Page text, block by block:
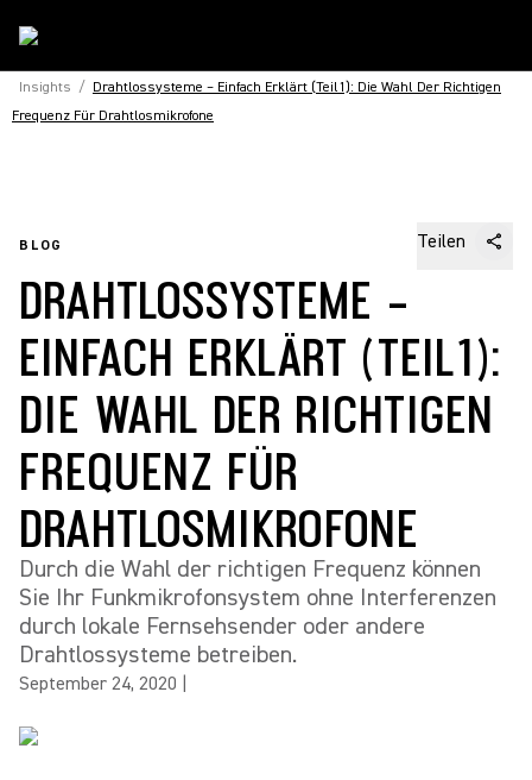
Insights / Drahtlossysteme – Einfach Erklärt (Teil1): Die Wahl Der Richtigen
Frequenz Für Drahtlosmikrofone
BLOG Teilen
DRAHTLOSSYSTEME –
EINFACH ERKLÄRT (TEIL1):
DIE WAHL DER RICHTIGEN
FREQUENZ FÜR
DRAHTLOSMIKROFONE
Durch die Wahl der richtigen Frequenz können
Sie Ihr Funkmikrofonsystem ohne Interferenzen
durch lokale Fernsehsender oder andere
Drahtlossysteme betreiben.
September 24, 2020